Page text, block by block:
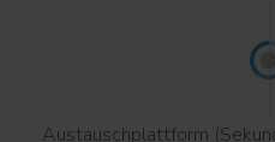
Austauschplattform